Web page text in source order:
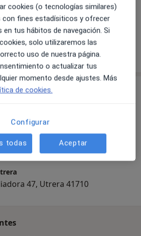
Blanco Mateos
Ampliar
47, Utrera 41710
cookies (o tecnologías similares)
con fines estadísiticos y ofrecer
tus hábitos de navegación. Si
solo utilizaremos las
uso de nuestra página.
o actualizar tus
momento desde ajustes. Más
de cookies.
Configurar
todas Aceptar